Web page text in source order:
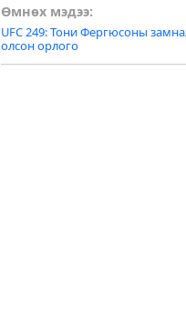
Post
navigation
Өмнөх мэдээ:
UFC 249: Тони Фергюсоны
олсон орлого